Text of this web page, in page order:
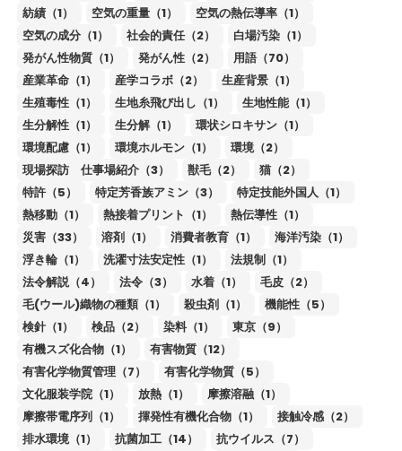
紡績（1）
空気の重量（1）
空気の熱伝導率（1）
空気の成分（1）
社会的責任（2）
白場汚染（1）
発がん性物質（1）
発がん性（2）
用語（70）
産業革命（1）
産学コラボ（2）
生産背景（1）
生殖毒性（1）
生地糸飛び出し（1）
生地性能（1）
生分解性（1）
生分解（1）
環状シロキサン（1）
環境配慮（1）
環境ホルモン（1）
環境（2）
現場探訪 仕事場紹介（3）
獣毛（2）
猫（2）
特許（5）
特定芳香族アミン（3）
特定技能外国人（1）
熱移動（1）
熱接着プリント（1）
熱伝導性（1）
災害（33）
溶剤（1） 消費者教育（1）
海洋汚染（1）
浮き輪（1）
洗濯寸法安定性（1）
法規制（1）
法令解説（4）
法令（3） 水着（1）
毛皮（2）
毛(ウール)織物の種類（1）
殺虫剤（1）
機能性（5）
検針（1）
検品（2） 染料（1）
東京（9）
有機スズ化合物（1）
有害物質（12）
有害化学物質管理（7）
有害化学物質（5）
文化服装学院（1）
放熱（1）
摩擦溶融（1）
摩擦帯電序列（1）
揮発性有機化合物（1）
接触冷感（2）
排水環境（1）
抗菌加工（14）
抗ウイルス（7）